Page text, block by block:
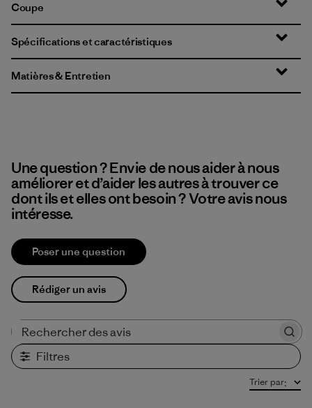
Coupe
Spécifications et caractéristiques
Matières & Entretien
Une question ? Envie de nous aider à nous
améliorer et d’aider les autres à trouver ce
dont ils et elles ont besoin ? Votre avis nous
intéresse.
Poser une question
Rédiger un avis
Filtres
Trier par: